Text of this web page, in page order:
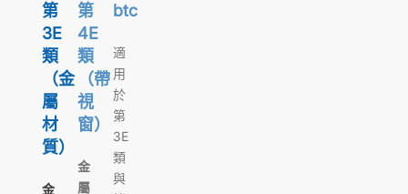
第
3E
類
（金
屬
材
質）
金
第
4E
類
（帶
視
窗）
金
屬
btc
適
用
於
第
3E
類
與